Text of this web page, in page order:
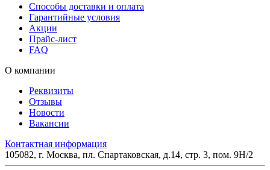
Способы доставки и оплата
Гарантийные условия
Акции
Прайс-лист
FAQ
О компании
Реквизиты
Отзывы
Новости
Вакансии
Контактная информация
105082, г. Москва, пл. Спартаковская, д.14, стр. 3, пом. 9Н/2